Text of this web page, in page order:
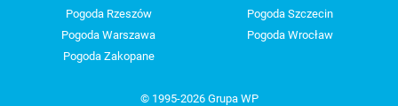
Pogoda Rzeszów
Pogoda Szczecin
Pogoda Warszawa
Pogoda Wrocław
Pogoda Zakopane
© 1995-2026 Grupa WP